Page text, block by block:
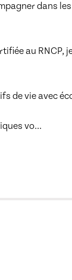
dans
au RNCP,
de vie avec
vo...